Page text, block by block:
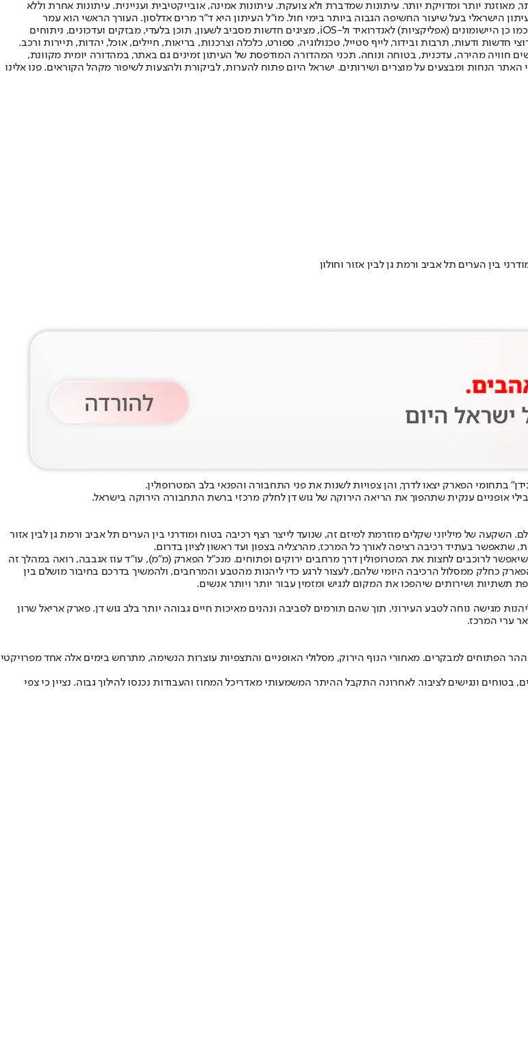
יותר ומדויקת יותר. עיתונות שמדברת ולא צועקת. עיתונות אמינה, אובייקטיבית ועניינית. עיתונות אחרת וללא
פורסמה ב-30 ביולי 2007, וב-2010 הפך "ישראל היום" לעיתון הישראלי בעל שיעור החשיפה הגבוה ביותר בימי חול. מו"ל העיתון היא ד"ר מרים אדלסון. העורך הראשי הוא עמר
לחמנוביץ, והעורך המייסד הוא עמוס רגב. אתרי האינטרנט של "ישראל היום" בעברית ובאנגלית, כמו כן היישומונים (אפליקציות) לאנדרואיד ול-iOS, מציגים חדשות מסביב לשעון, תוכן בלעדי, מבזקים ועדכונים, ניתוחים
חדשות ודעות, תרבות ובידור, לייף סטייל, טכנולוגיה, ספורט, כלכלה וצרכנות, בריאות, חיילים, אוכל, יהדות, תיירות ורכב.
חוויה מהירה, עדכנית, בטוחה ונוחה. תכני המהדורה המודפסת של העיתון זמינים גם באתר, במהדורה יומית מקוונת,
הנחות ומבצעים על מוצרים ושירותים. ישראל היום פתוח להערות, לביקורת ולהצעות לשיפור מקהל הקוראים. פנו אלינו
בין הערים תל אביב ורמת גן לבין אזור וחולון
בתחומי הפארק יצאו לדרך, והן צפויות לשנות את פני התחבורה והפנאי בלב המטרופולין.
אופניים ענקית שתהפוך את הריאה הירוקה של גוש דן לחלק מרכזי ברשת התחבורה הירוקה בישראל.
נועד לייצר רצף רכיבה בטוח ומודרני בין הערים תל אביב ורמת גן לבין אזור
בעתיד רכיבה רציפה לאורך כל המרכז, מהרצליה בצפון ועד ראשון לציון בדרום.
לרוכבים לחצות את המטרופולין דרך מרחבים ירוקים ופתוחים. מנכ"ל הפארק (מ"מ), עו"ד עוז אגבבה, רואה במהלך זה
כחלק ממסלול הרכיבה היומי שלהם, לעצור לרגע כדי ליהנות מהטבע והמרחבים, ולהמשיך בדרכם בחיבור מושלם בין
ושירותים שיהפכו את המקום לנגיש ומזמין עבור יותר ויותר אנשים.
שנת 2027. עם השלמתן, יוכלו אלפי רוכבים ליהנות מגישה נוחה לטבע העירוני, תוך שהם תורמים לסביבה ונהנים מאיכות חיים גבוהה יותר בלב גוש דן. פארק אריאל שרון
ערי המרכז.
הפתוחים למבקרים. מאחורי הנוף הירוק, מסלולי האופניים והתצפיות עוצרות הנשימה, מתרחש בימים אלה אחד מפרויקטי
ונגישים לציבור. לאחרונה התקבל ההיתר המשמעותי מאדריכל המחוז והעבודות נכנסו להילוך גבוה. נציין כי צפי